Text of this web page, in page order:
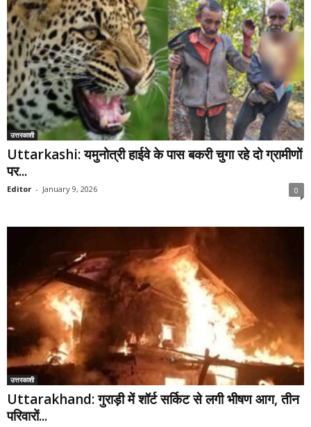
उत्तरकाशी
Uttarkashi: यमुनोत्री हाईवे के पास बकरी चुगा रहे दो ग्रामीणों
पर...
Editor - January 9, 2026 0
उत्तरकाशी
Uttarakhand: गुराड़ी में शॉर्ट सर्किट से लगी भीषण आग, तीन
परिवारों...